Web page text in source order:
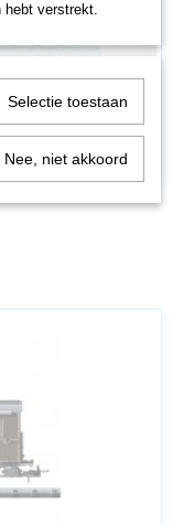
hebt verstrekt.
Selectie toestaan
Nee, niet akkoord